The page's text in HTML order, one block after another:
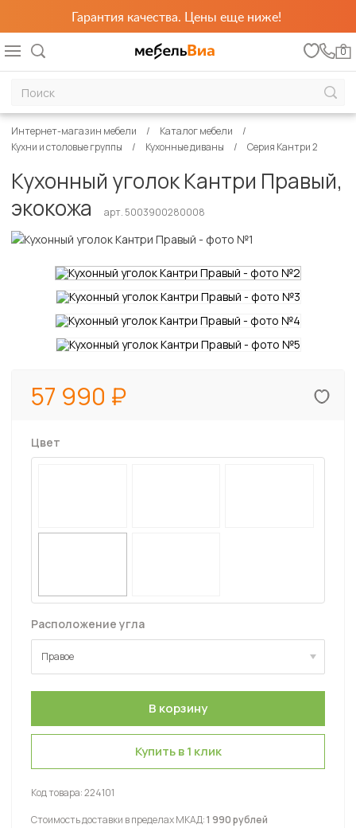
Гарантия качества. Цены еще ниже!
0
Интернет-магазин мебели
Каталог мебели
Кухни и столовые группы
Кухонные диваны Серия Кантри 2
Кухонный уголок Кантри Правый,
экокожа
арт. 5003900280008
57 990
Цвет
Расположение угла
Правое
Правое
Купить в 1 клик
Код товара:224101
Стоимость доставки в пределах МКАД:1 990 рублей